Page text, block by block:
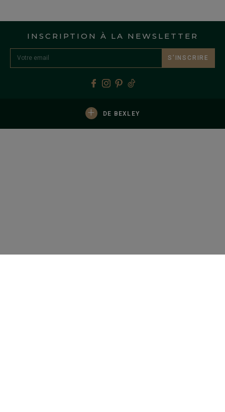
INSCRIPTION À LA NEWSLETTER
S’INSCRIRE
+ DE BEXLEY